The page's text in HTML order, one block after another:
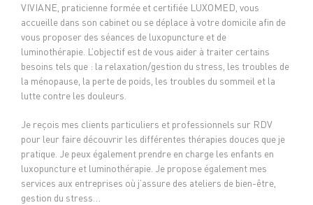
VIVIANE, praticienne formée et certifiée LUXOMED, vous
accueille dans son cabinet ou se déplace à votre domicile afin de
vous proposer des séances de luxopuncture et de
luminothérapie. L’objectif est de vous aider à traiter certains
besoins tels que : la relaxation/gestion du stress, les troubles de
la ménopause, la perte de poids, les troubles du sommeil et la
lutte contre les douleurs.
Je reçois mes clients particuliers et professionnels sur RDV
pour leur faire découvrir les différentes thérapies douces que je
pratique. Je peux également prendre en charge les enfants en
luxopuncture et luminothérapie. Je propose également mes
services aux entreprises où j’assure des ateliers de bien-être,
gestion du stress…